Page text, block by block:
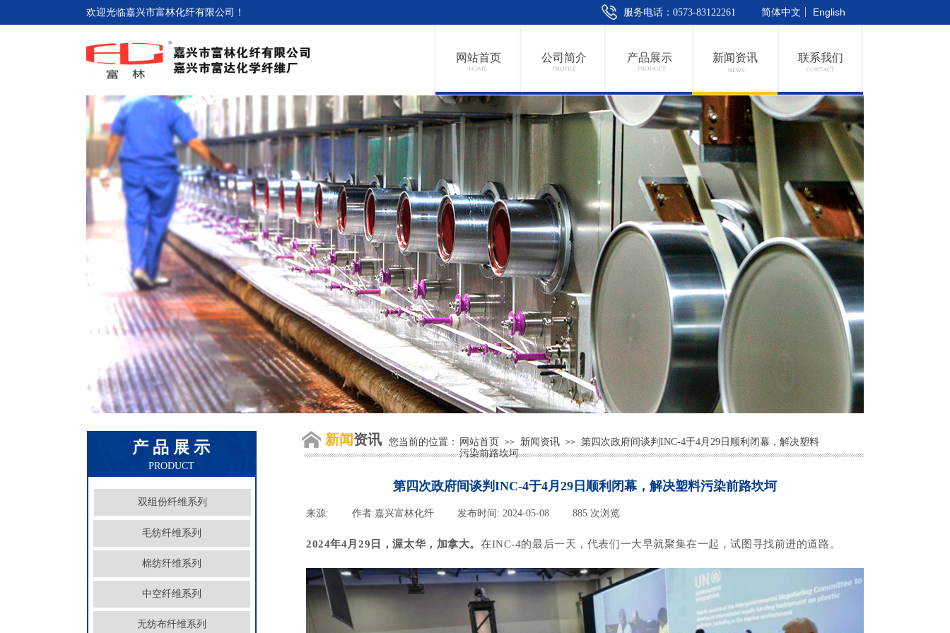
简体中文 English
欢迎光临嘉兴市富林化纤有限公司！ 服务电话： 0573-83122261
网站首页 公司简介 产品展示 新闻资讯 联系我们
新闻资讯 您当前的位置 ：
产 品 展 示
PRODUCT
网站首页 >> 新闻资讯 >> 第四次政府间谈判INC-4于4月29日顺利闭幕，解决塑料
污染前路坎坷
第四次政府间谈判INC-4于4月29日顺利闭幕，解决塑料污染前路坎坷
来源: 作者:嘉兴富林化纤 发布时间: 2024-05-08 885 次浏览
2024年4月29日，渥太华，加拿大。 在INC-4的最后一天，代表们一大早就聚集在一起，试图寻找前进的道路。
双组份纤维系列
毛纺纤维系列
棉纺纤维系列
中空纤维系列
无纺布纤维系列